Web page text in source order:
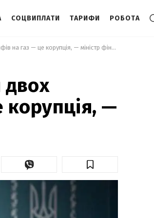
СОЦВИПЛАТИ ТАРИФИ РОБОТА
Будь-яке існування двох тарифів на газ — це корупція, — міністр фінансів
двох
корупція, —